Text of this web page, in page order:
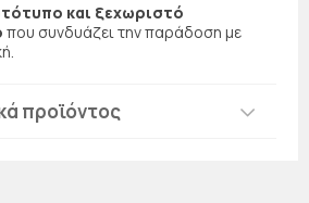
και ξεχωριστό
που συνδυάζει την παράδοση με
προϊόντος